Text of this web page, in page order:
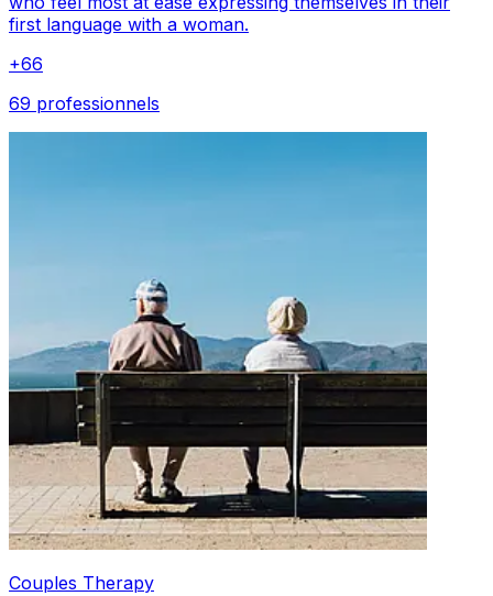
first language with a woman.
+66
69 professionnels
Couples Therapy